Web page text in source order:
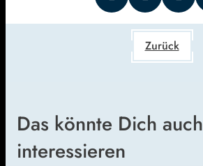
Zurück
Das könnte Dich auch
interessieren